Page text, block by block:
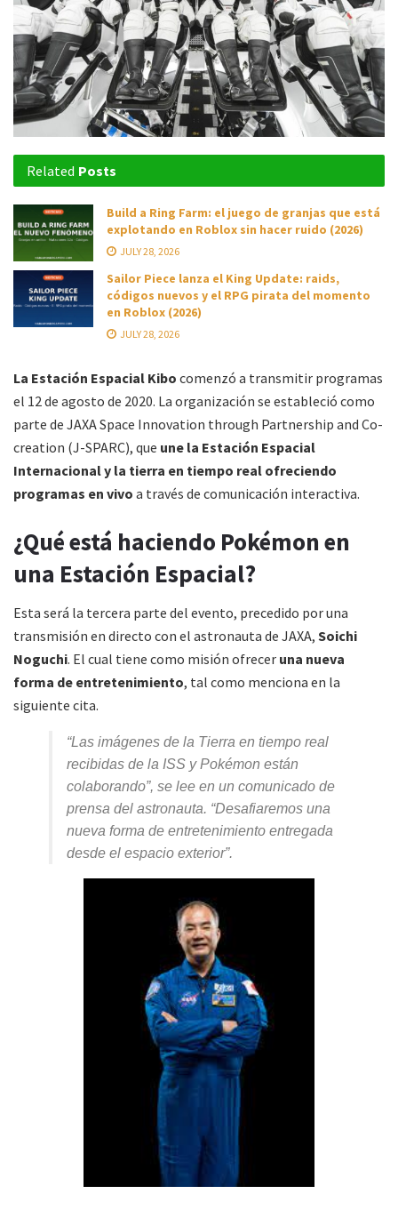
Related Posts
Build a Ring Farm: el juego de granjas que está
explotando en Roblox sin hacer ruido (2026)
JULY 28, 2026
Sailor Piece lanza el King Update: raids,
códigos nuevos y el RPG pirata del momento
en Roblox (2026)
JULY 28, 2026
La Estación Espacial Kibo comenzó a transmitir programas
el 12 de agosto de 2020. La organización se estableció como
parte de JAXA Space Innovation through Partnership and Co-
creation (J-SPARC), que une la Estación Espacial
Internacional y la tierra en tiempo real ofreciendo
programas en vivo a través de comunicación interactiva.
¿Qué está haciendo Pokémon en
una Estación Espacial?
Esta será la tercera parte del evento, precedido por una
transmisión en directo con el astronauta de JAXA, Soichi
Noguchi. El cual tiene como misión ofrecer una nueva
forma de entretenimiento, tal como menciona en la
siguiente cita.
“Las imágenes de la Tierra en tiempo real
recibidas de la ISS y Pokémon están
colaborando”, se lee en un comunicado de
prensa del astronauta. “Desafiaremos una
nueva forma de entretenimiento entregada
desde el espacio exterior”.